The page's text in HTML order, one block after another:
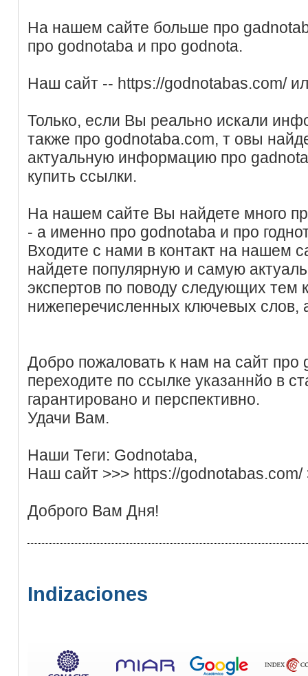
На нашем сайте больше про
про godnotaba и про godnota.
Наш сайт -- https://godnotabas.com/
Только, если Вы реально искали
также про godnotaba.com, т овы
актуальную информацию про
купить ссылки.
На нашем сайте Вы найдете много
- а именно про godnotaba и про
Входите с нами в контакт на нашем
найдете популярную и самую
экспертов по поводу следующих тем
нижеперечисленных ключевых слов,
Добро пожаловать к нам на сайт про
переходите по ссылке указаннйо в
гарантировано и перспективно.
Удачи Вам.
Наши Теги: Godnotaba,
Наш сайт >>> https://
Доброго Вам Дня!
Indizaciones